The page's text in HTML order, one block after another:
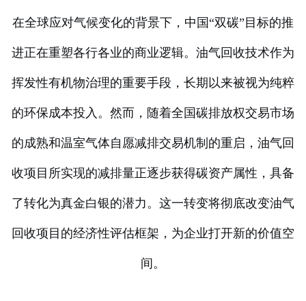
售后服务
在全球应对气候变化的背景下，中国“双碳”目标的推
进正在重塑各行各业的商业逻辑。油气回收技术作为
挥发性有机物治理的重要手段，长期以来被视为纯粹
的环保成本投入。然而，随着全国碳排放权交易市场
的成熟和温室气体自愿减排交易机制的重启，油气回
收项目所实现的减排量正逐步获得碳资产属性，具备
了转化为真金白银的潜力。这一转变将彻底改变油气
回收项目的经济性评估框架，为企业打开新的价值空
间。